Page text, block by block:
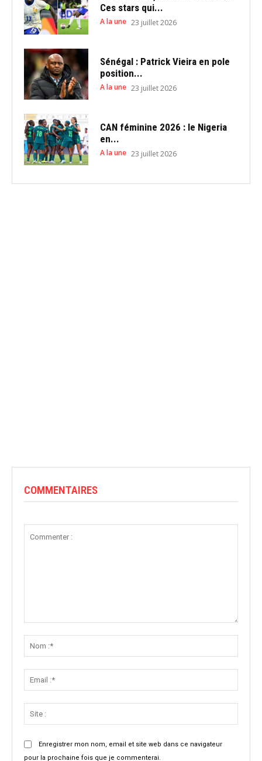
Ces stars qui...
A la une 23 juillet 2026
Sénégal : Patrick Vieira en pole
position...
A la une 23 juillet 2026
CAN féminine 2026 : le Nigeria
en...
A la une 23 juillet 2026
COMMENTAIRES
Enregistrer mon nom, email et site web dans ce navigateur
pour la prochaine fois que je commenterai.